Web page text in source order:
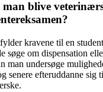
blive
kravene til en
søge om dispensation
man undersøge
senere efteruddanne sig